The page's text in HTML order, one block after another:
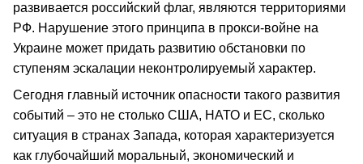
развивается российский флаг, являются территориями
РФ. Нарушение этого принципа в прокси-войне на
Украине может придать развитию обстановки по
ступеням эскалации неконтролируемый характер.
Сегодня главный источник опасности такого развития
событий – это не столько США, НАТО и ЕС, сколько
ситуация в странах Запада, которая характеризуется
как глубочайший моральный, экономический и